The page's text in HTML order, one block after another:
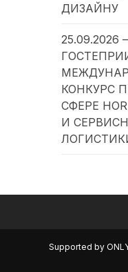
ДИЗАЙНУ
КОНКУРС
СФЕРЕ
И
Supported by